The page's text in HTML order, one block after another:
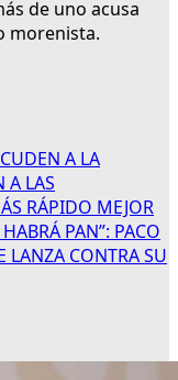
de uno acusa
morenista.
A LA
A LAS
RÁPIDO MEJOR
PAN”: PACO
LANZA CONTRA SU